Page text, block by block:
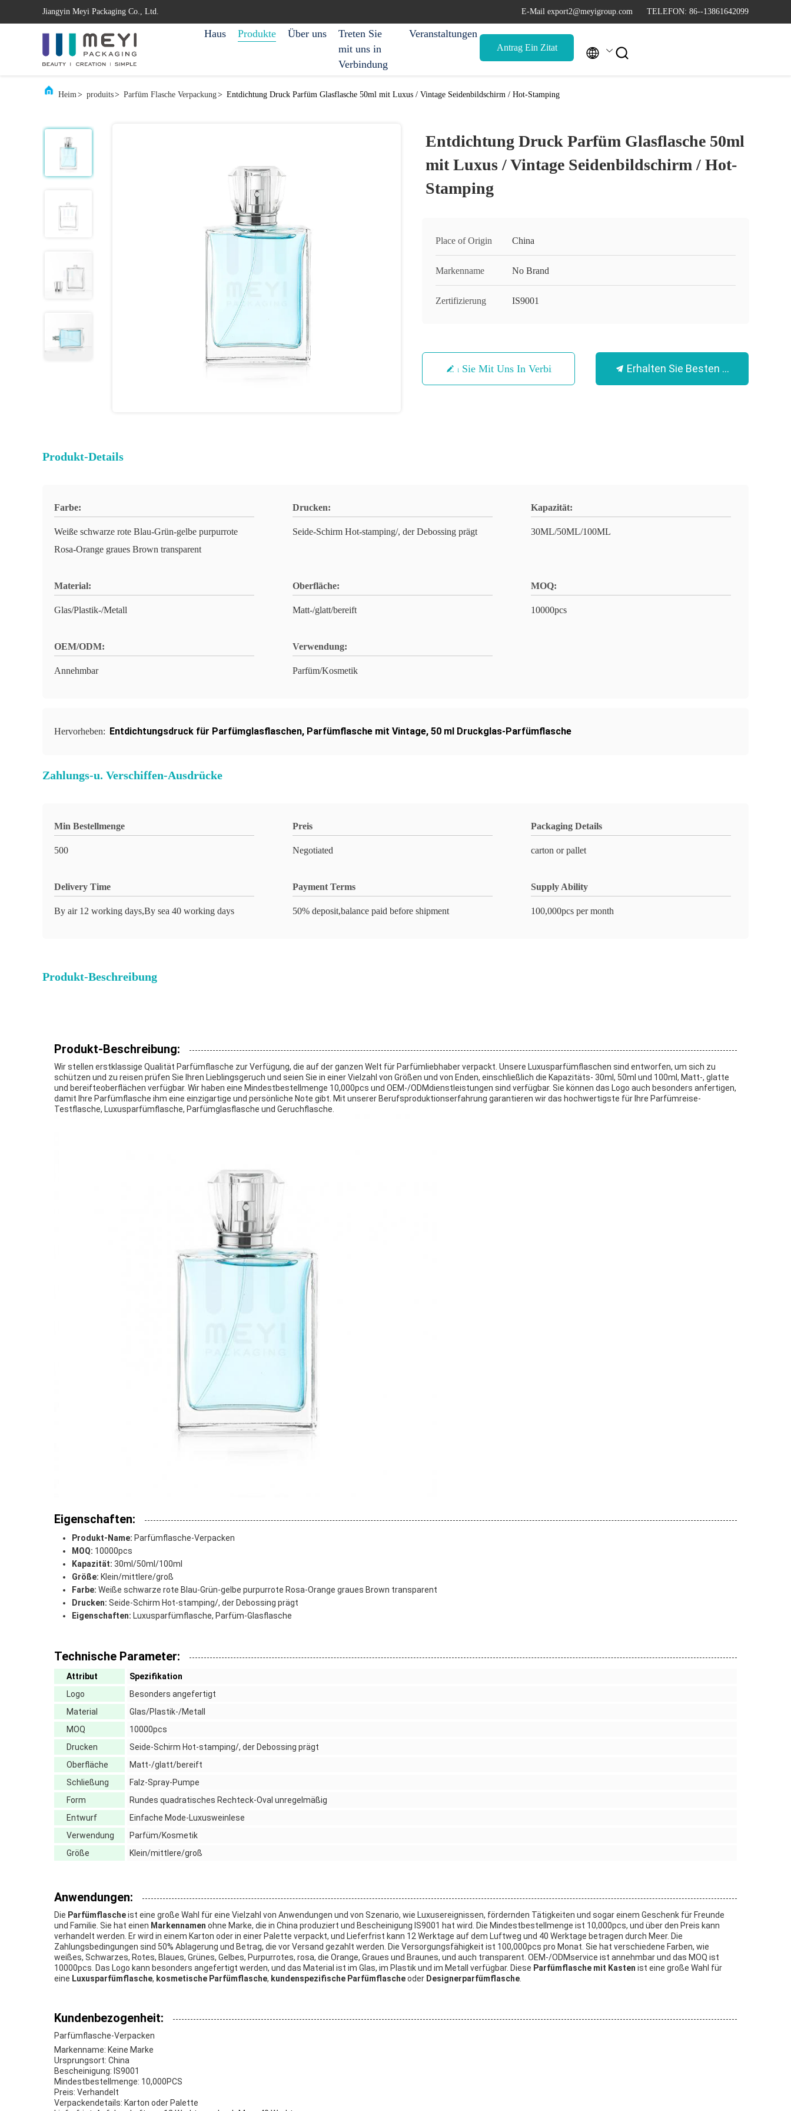
Jiangyin Meyi Packaging Co., Ltd. E-Mail export2@meyigroup.com TELEFON: 86--13861642099
Haus Produkte Über uns
Treten Sie
mit uns in
Verbindung
Veranstaltungen
Antrag Ein Zitat  
Heim> produits> Parfüm Flasche Verpackung> Entdichtung Druck Parfüm Glasflasche 50ml mit Luxus / Vintage Seidenbildschirm / Hot-Stamping
Entdichtung Druck Parfüm Glasflasche 50ml
mit Luxus / Vintage Seidenbildschirm / Hot-
Stamping
Place of Origin China
Markenname No Brand
Zertifizierung IS9001
Treten Sie Mit Uns In Verbindung Erhalten Sie Besten Preis
Produkt-Details
Farbe:
Weiße schwarze rote Blau-Grün-gelbe purpurrote
Rosa-Orange graues Brown transparent
Drucken:
Seide-Schirm Hot-stamping/, der Debossing prägt
Kapazität:
30ML/50ML/100ML
Material:
Glas/Plastik-/Metall
Oberfläche:
Matt-/glatt/bereift
MOQ:
10000pcs
OEM/ODM:
Annehmbar
Verwendung:
Parfüm/Kosmetik
Hervorheben: Entdichtungsdruck für Parfümglasflaschen, Parfümflasche mit Vintage, 50 ml Druckglas-Parfümflasche
Zahlungs-u. Verschiffen-Ausdrücke
Min Bestellmenge
500
Preis
Negotiated
Packaging Details
carton or pallet
Delivery Time
By air 12 working days,By sea 40 working days
Payment Terms
50% deposit,balance paid before shipment
Supply Ability
100,000pcs per month
Produkt-Beschreibung
Produkt-Beschreibung:
Wir stellen erstklassige Qualität Parfümflasche zur Verfügung, die auf der ganzen Welt für Parfümliebhaber verpackt. Unsere Luxusparfümflaschen sind entworfen, um sich zu
schützen und zu reisen prüfen Sie Ihren Lieblingsgeruch und seien Sie in einer Vielzahl von Größen und von Enden, einschließlich die Kapazitäts- 30ml, 50ml und 100ml, Matt-, glatte
und bereifteoberflächen verfügbar. Wir haben eine Mindestbestellmenge 10,000pcs und OEM-/ODMdienstleistungen sind verfügbar. Sie können das Logo auch besonders anfertigen,
damit Ihre Parfümflasche ihm eine einzigartige und persönliche Note gibt. Mit unserer Berufsproduktionserfahrung garantieren wir das hochwertigste für Ihre Parfümreise-
Testflasche, Luxusparfümflasche, Parfümglasflasche und Geruchflasche.
Eigenschaften:
Produkt-Name: Parfümflasche-Verpacken
MOQ: 10000pcs
Kapazität: 30ml/50ml/100ml
Größe: Klein/mittlere/groß
Farbe: Weiße schwarze rote Blau-Grün-gelbe purpurrote Rosa-Orange graues Brown transparent
Drucken: Seide-Schirm Hot-stamping/, der Debossing prägt
Eigenschaften: Luxusparfümflasche, Parfüm-Glasflasche
Technische Parameter:
Attribut
Spezifikation
Logo
Besonders angefertigt
Material
Glas/Plastik-/Metall
MOQ
10000pcs
Drucken
Seide-Schirm Hot-stamping/, der Debossing prägt
Oberfläche
Matt-/glatt/bereift
Schließung
Falz-Spray-Pumpe
Form
Rundes quadratisches Rechteck-Oval unregelmäßig
Entwurf
Einfache Mode-Luxusweinlese
Verwendung
Parfüm/Kosmetik
Größe
Klein/mittlere/groß
Anwendungen:
Die Parfümflascheist eine große Wahl für eine Vielzahl von Anwendungen und von Szenario, wie Luxusereignissen, fördernden Tätigkeiten und sogar einem Geschenk für Freunde
und Familie. Sie hat einen Markennamen ohne Marke, die in China produziert und Bescheinigung IS9001 hat wird. Die Mindestbestellmenge ist 10,000pcs, und über den Preis kann
verhandelt werden. Er wird in einem Karton oder in einer Palette verpackt, und Lieferfrist kann 12 Werktage auf dem Luftweg und 40 Werktage betragen durch Meer. Die
Zahlungsbedingungen sind 50% Ablagerung und Betrag, die vor Versand gezahlt werden. Die Versorgungsfähigkeit ist 100,000pcs pro Monat. Sie hat verschiedene Farben, wie
weißes, Schwarzes, Rotes, Blaues, Grünes, Gelbes, Purpurrotes, rosa, die Orange, Graues und Braunes, und auch transparent. OEM-/ODMservice ist annehmbar und das MOQ ist
10000pcs. Das Logo kann besonders angefertigt werden, und das Material ist im Glas, im Plastik und im Metall verfügbar. Diese Parfümflasche mit Kasten ist eine große Wahl für
eine Luxusparfümflasche, kosmetische Parfümflasche, kundenspezifische Parfümflascheoder Designerparfümflasche
Kundenbezogenheit:
Parfümflasche-Verpacken
Markenname: Keine Marke
Ursprungsort: China
Bescheinigung: IS9001
Mindestbestellmenge: 10,000PCS
Preis: Verhandelt
Verpackendetails: Karton oder Palette